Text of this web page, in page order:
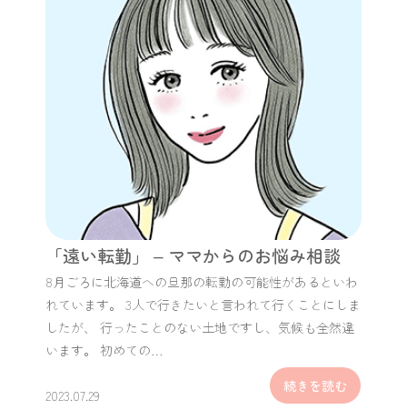
「遠い転勤」 – ママからのお悩み相談
8月ごろに北海道への旦那の転勤の可能性があるといわ
れています。 3人で行きたいと言われて行くことにしま
したが、 行ったことのない土地ですし、気候も全然違
います。 初めての…
2023.07.29
続きを読む